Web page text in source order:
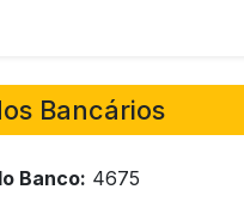
Bancários
Banco: 4675